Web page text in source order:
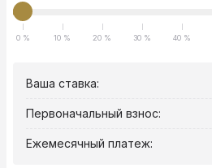
0 % 10 % 20 % 30 % 40 %
Ваша ставка:
Первоначальный взнос:
Ежемесячный платеж: